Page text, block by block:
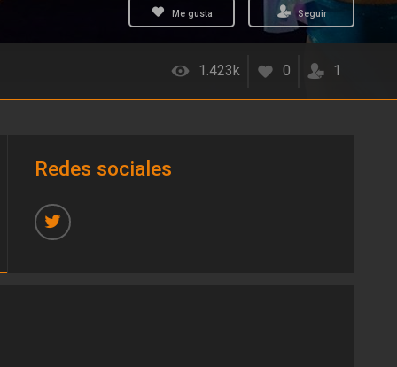
Me gusta Seguir
1.423k 0 1
Redes sociales